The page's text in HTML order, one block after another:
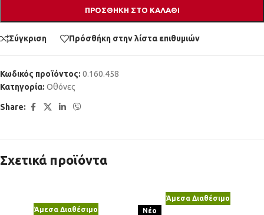
ΠΡΟΣΘΉΚΗ ΣΤΟ ΚΑΛΆΘΙ
Σύγκριση Πρόσθήκη στην λίστα επιθυμιών
Κωδικός προϊόντος: 0.160.458
Κατηγορία: Οθόνες
Share:
Σχετικά προϊόντα
Άμεσα Διαθέσιμο
Άμεσα Διαθέσιμο
Νέο